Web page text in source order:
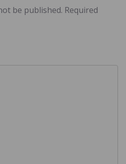
be published. Required